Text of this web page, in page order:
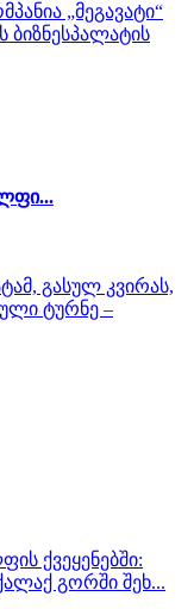
„მეგავატი“
ბიზნესპალატის
გასულ კვირას,
ტურნე –
ქვეყენებში:
გორში შეხ...